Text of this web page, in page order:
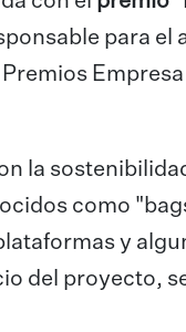
para el
la
como
y
del proyecto,